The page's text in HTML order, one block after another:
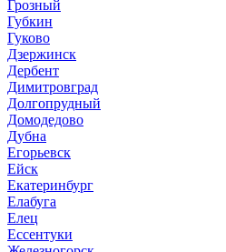
Грозный
Губкин
Гуково
Дзержинск
Дербент
Димитровград
Долгопрудный
Домодедово
Дубна
Егорьевск
Ейск
Екатеринбург
Елабуга
Елец
Ессентуки